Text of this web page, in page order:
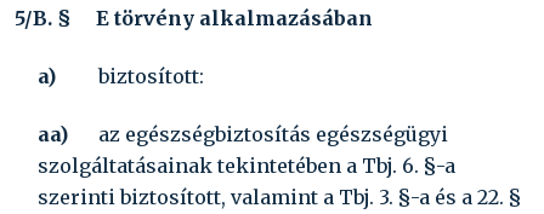
5/B. § E törvény alkalmazásában
a) biztosított:
aa)
az egészségbiztosítás egészségügyi
szolgáltatásainak tekintetében a Tbj. 6. §-a
szerinti biztosított, valamint a Tbj. 3. §-a és a 22. §